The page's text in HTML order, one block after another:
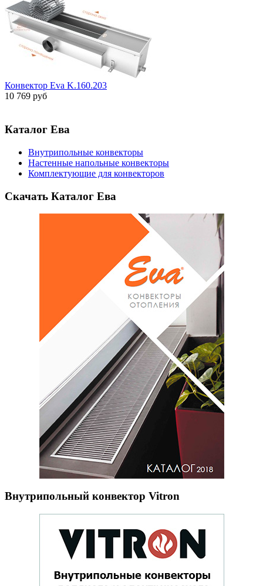
Конвектор Eva K.160.203
10 769 руб
Каталог Ева
Внутрипольные конвекторы
Настенные напольные конвекторы
Комплектующие для конвекторов
Скачать Каталог Ева
Внутрипольный конвектор Vitron